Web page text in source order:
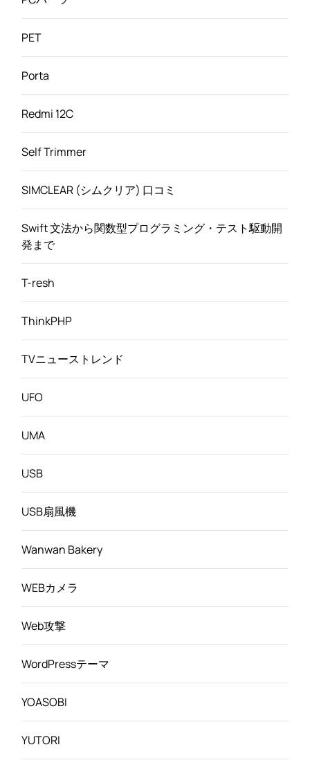
PET
Porta
Redmi 12C
Self Trimmer
SIMCLEAR (シムクリア) 口コミ
Swift 文法から関数型プログラミング・テスト駆動開
発まで
T-resh
ThinkPHP
TVニューストレンド
UFO
UMA
USB
USB扇風機
Wanwan Bakery
WEBカメラ
Web攻撃
WordPressテーマ
YOASOBI
YUTORI